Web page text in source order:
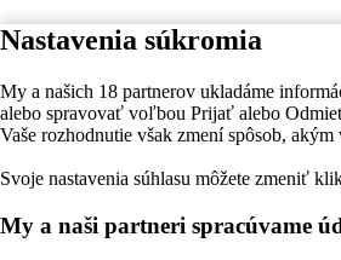
Nastavenia súkromia
My a našich 18 partnerov ukladáme
alebo spravovať voľbou Prijať alebo
Vaše rozhodnutie však zmení spôsob,
Svoje nastavenia súhlasu môžete zmeniť
My a naši partneri spracúvame